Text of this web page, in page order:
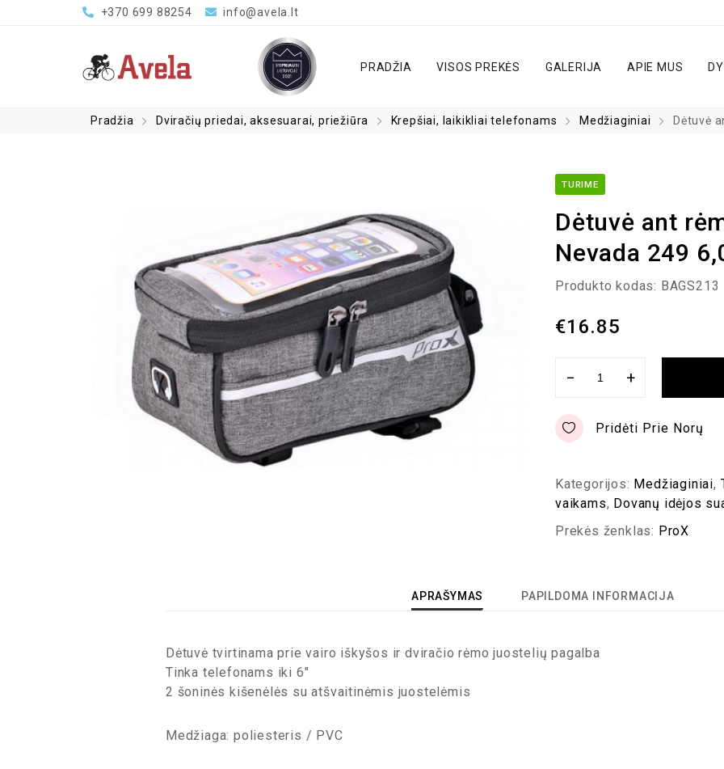
+370 699 88254 info@avela.lt
PRADŽIA VISOS PREKĖS GALERIJA APIE MUS
Pradžia Dviračių priedai, aksesuarai, priežiūra Krepšiai, laikikliai telefonams Medžiaginiai Dėtuvė
TURIME
Dėtuvė ant
Nevada 249
Produkto kodas: BAGS213
€16.85
− +
Pridėti Prie Norų
Kategorijos: Medžiaginiai,
vaikams, Dovanų idėjos
Prekės ženklas: ProX
APRAŠYMAS PAPILDOMA INFORMACIJA
Dėtuvė tvirtinama prie vairo iškyšos ir dviračio rėmo juostelių pagalba
Tinka telefonams iki 6″
2 šoninės kišenėlės su atšvaitinėmis juostelėmis
Medžiaga: poliesteris / PVC